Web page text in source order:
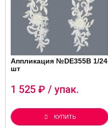
Аппликация №DE355B 1/24
шт
1 525 ₽ / упак.
КУПИТЬ